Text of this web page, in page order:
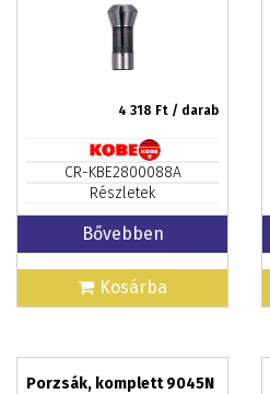
4 318 Ft / darab
CR-KBE2800088A
Részletek
Bővebben
Kosárba
Porzsák, komplett 9045N